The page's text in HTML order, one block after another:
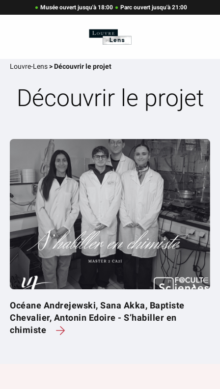
Musée ouvert jusqu'à 18:00 Parc ouvert jusqu'à 21:00
Louvre-Lens>Découvrir le projet
Découvrir le projet
Océane Andrejewski, Sana Akka, Baptiste
Chevalier, Antonin Edoire - S’habiller en
chimiste